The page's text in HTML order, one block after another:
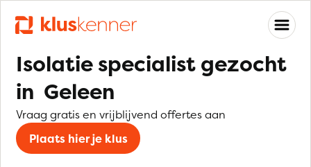
Isolatie specialist gezocht
in Geleen
Vraag gratis en vrijblijvend offertes aan
Plaats hier je klus